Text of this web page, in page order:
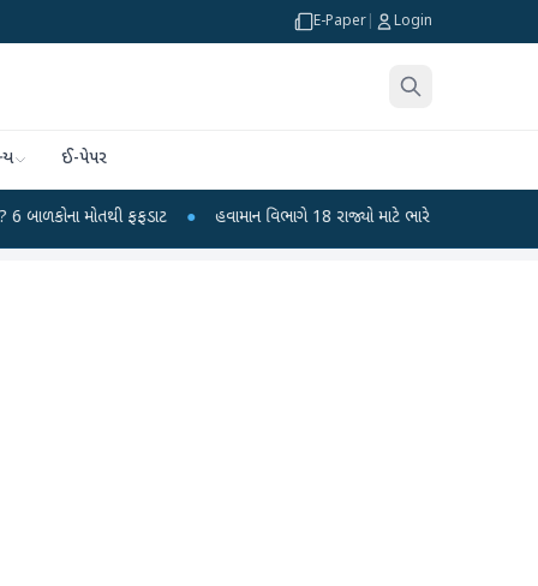
E-Paper Login
ઈ-પેપર
ફફડાટ ● હવામાન વિભાગે 18 રાજ્યો માટે ભારે વરસાદની ચેતવણી જારી કરી